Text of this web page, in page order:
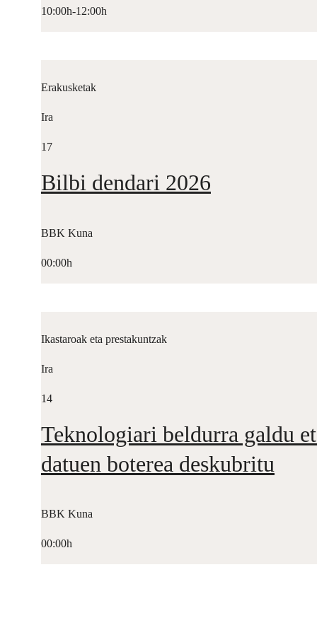
10:00h-12:00h
Erakusketak
Ira
17
Bilbi dendari 2026
BBK Kuna
00:00h
Ikastaroak eta prestakuntzak
Ira
14
Teknologiari beldurra galdu
datuen boterea deskubritu
BBK Kuna
00:00h